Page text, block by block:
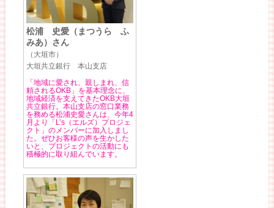
松浦 史愛（まつうら ふ
みあ）さん
（大垣市）
大垣共立銀行 本山支店
「地域に愛され、親しまれ、信
頼されるOKB」を基本理念に、
地域経済を支えてきたOKB大垣
共立銀行。本山支店の窓口業務
を務める松浦史愛さんは、今年4
月より「L’s（エルズ）プロジェ
クト」のメンバーに加入しまし
た。ぜひお客様の声を生かした
いと、プロジェクトの活動にも
積極的に取り組んでいます。